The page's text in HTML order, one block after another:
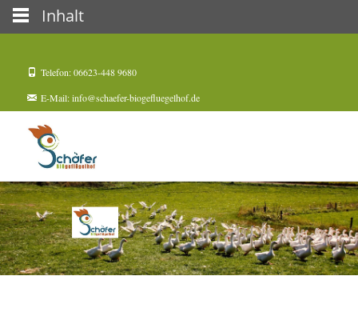
Telefon: 06623-448 9680
E-Mail: info@schaefer-biogefluegelhof.de
Inhalt